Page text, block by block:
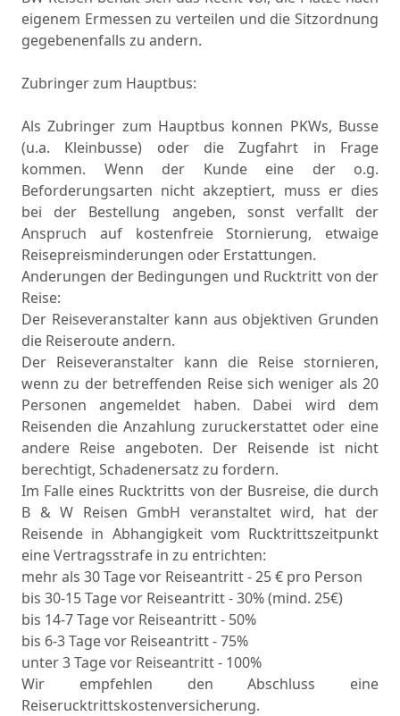
eigenem Ermessen zu verteilen und die Sitzordnung
gegebenenfalls zu andern.
Zubringer zum Hauptbus:
Als Zubringer zum Hauptbus konnen PKWs, Busse
(u.a. Kleinbusse) oder die Zugfahrt in Frage
kommen. Wenn der Kunde eine der o.g.
Beforderungsarten nicht akzeptiert, muss er dies
bei der Bestellung angeben, sonst verfallt der
Anspruch auf kostenfreie Stornierung, etwaige
Reisepreisminderungen oder Erstattungen.
Anderungen der Bedingungen und Rucktritt von der
Reise:
Der Reiseveranstalter kann aus objektiven Grunden
die Reiseroute andern.
Der Reiseveranstalter kann die Reise stornieren,
wenn zu der betreffenden Reise sich weniger als 20
Personen angemeldet haben. Dabei wird dem
Reisenden die Anzahlung zuruckerstattet oder eine
andere Reise angeboten. Der Reisende ist nicht
berechtigt, Schadenersatz zu fordern.
Im Falle eines Rucktritts von der Busreise, die durch
B & W Reisen GmbH veranstaltet wird, hat der
Reisende in Abhangigkeit vom Rucktrittszeitpunkt
eine Vertragsstrafe in zu entrichten:
mehr als 30 Tage vor Reiseantritt - 25 € pro Person
bis 30-15 Tage vor Reiseantritt - 30% (mind. 25€)
bis 14-7 Tage vor Reiseantritt - 50%
bis 6-3 Tage vor Reiseantritt - 75%
unter 3 Tage vor Reiseantritt - 100%
Wir empfehlen den Abschluss eine
Reiserucktrittskostenversicherung.